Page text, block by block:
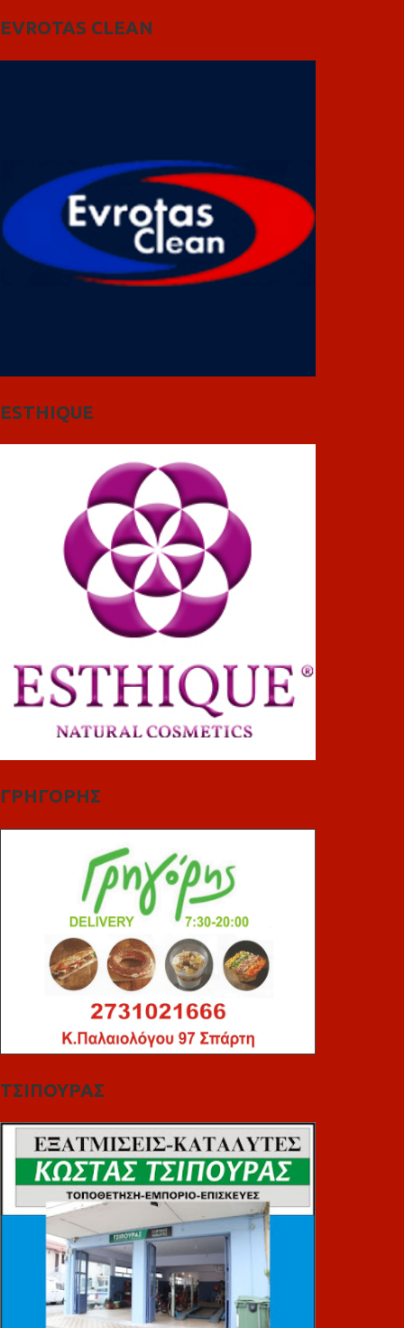
EVROTAS CLEAN
ESTHIQUE
ΓΡΗΓΟΡΗΣ
ΤΣΙΠΟΥΡΑΣ